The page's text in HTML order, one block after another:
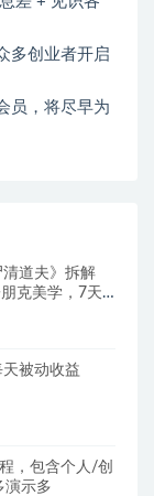
多创业者开启
员，将尽早为
清道夫》拆解
克美学，7天
天被动收益
，包含个人/创
演示多